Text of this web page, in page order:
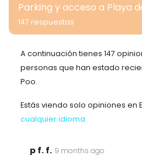
Parking y acceso a Playa
147 respuestas
A continuación tienes 147
personas que han estado
Poo.
Estás viendo solo opiniones en
cualquier idioma
p f. f. 9 months ago